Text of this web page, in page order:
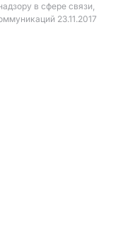
в сфере связи,
23.11.2017